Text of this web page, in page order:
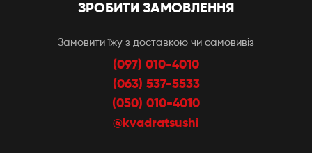
ЗРОБИТИ ЗАМОВЛЕННЯ
Замовити їжу з доставкою чи самовивіз
(097) 010-4010
(063) 537-5533
(050) 010-4010
@kvadratsushi